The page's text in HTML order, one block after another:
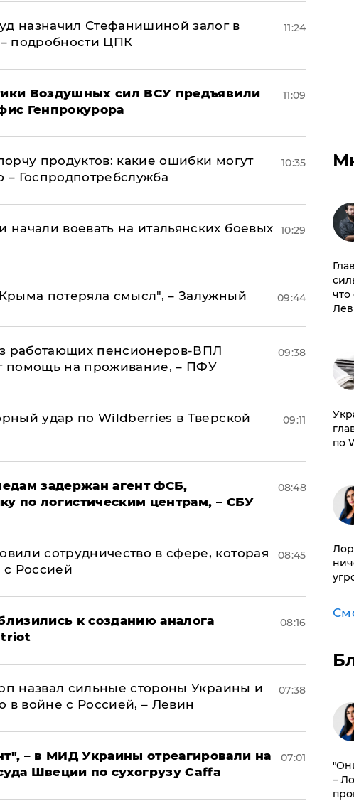
назначил Стефанишиной залог в
подробности ЦПК
11:24
Воздушных сил ВСУ предъявили
Генпрокурора
11:09
продуктов: какие ошибки могут
– Госпродпотребслужба
10:35
начали воевать на итальянских боевых
10:29
потеряла смысл", – Залужный 09:44
работающих пенсионеров-ВПЛ
помощь на проживание, – ПФУ
09:38
удар по Wildberries в Тверской
09:11
задержан агент ФСБ,
по логистическим центрам, – СБУ
08:48
сотрудничество в сфере, которая
с Россией
08:45
к созданию аналога
08:16
назвал сильные стороны Украины и
в войне с Россией, – Левин
07:38
– в МИД Украины отреагировали на
Швеции по сухогрузу Caffa
07:01
что
по
–